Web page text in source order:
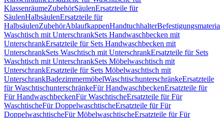
KlassenräumeZubehörSäulenErsatzteile für
SäulenHalbsäulenErsatzteile für
HalbsäulenZubehörAblaufkappenHandtuchhalter
Waschtisch mit UnterschrankSets Handwaschbecken mit
UnterschrankErsatzteile für Sets Handwaschbecken mit
UnterschrankSets Waschtisch mit UnterschrankErsatzteile für Sets
Waschtisch mit UnterschrankSets Möbelwaschtisch mit
UnterschrankErsatzteile für Sets Möbelwaschtisch mit
UnterschrankBadezimmermöbelWaschtischunterschränkeErsatzteile
für WaschtischunterschränkeFür HandwaschbeckenErsatzteile für
Für HandwaschbeckenFür WaschtischeErsatzteile für Für
WaschtischeFür DoppelwaschtischeErsatzteile für Für
DoppelwaschtischeFür MöbelwaschtischeErsatzteile für Für